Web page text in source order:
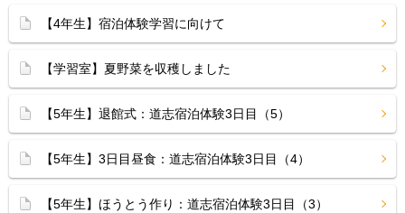
【4年生】宿泊体験学習に向けて
【学習室】夏野菜を収穫しました
【5年生】退館式：道志宿泊体験3日目（5）
【5年生】3日目昼食：道志宿泊体験3日目（4）
【5年生】ほうとう作り：道志宿泊体験3日目（3）